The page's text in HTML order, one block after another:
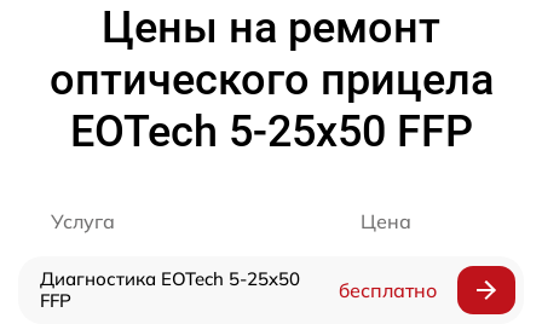
Цены на ремонт
оптического прицела
EOTech 5-25x50 FFP
Услуга Цена
Диагностика EOTech 5-25x50
FFP
бесплатно